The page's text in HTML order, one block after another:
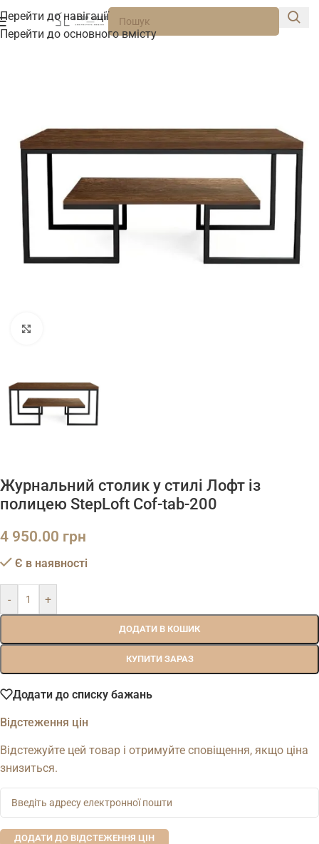
Перейти до навігації
Перейти до основного вмісту
Журнальний столик у стилі Лофт із
полицею StepLoft Cof-tab-200
4 950.00 грн
Є в наявності
- +
ДОДАТИ В КОШИК
КУПИТИ ЗАРАЗ
Додати до списку бажань
Відстеження цін
Відстежуйте цей товар і отримуйте сповіщення, якщо ціна
знизиться.
ДОДАТИ ДО ВІДСТЕЖЕННЯ ЦІН